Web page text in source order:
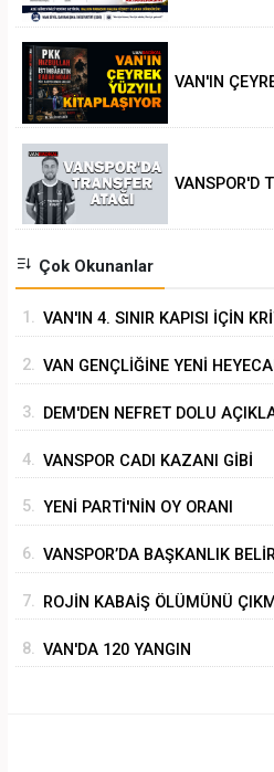
VAN'IN
VANSPOR'D
Çok Okunanlar
1. VAN'IN 4. SINIR KAPISI İÇİN
2. VAN GENÇLİĞİNE YENİ
3. DEM'DEN NEFRET DOLU
4. VANSPOR CADI KAZANI GİBİ
5. YENİ PARTİ'NİN OY ORANI
6. VANSPOR’DA BAŞKANLIK
7. ROJİN KABAİŞ ÖLÜMÜNÜ
8. VAN'DA 120 YANGIN